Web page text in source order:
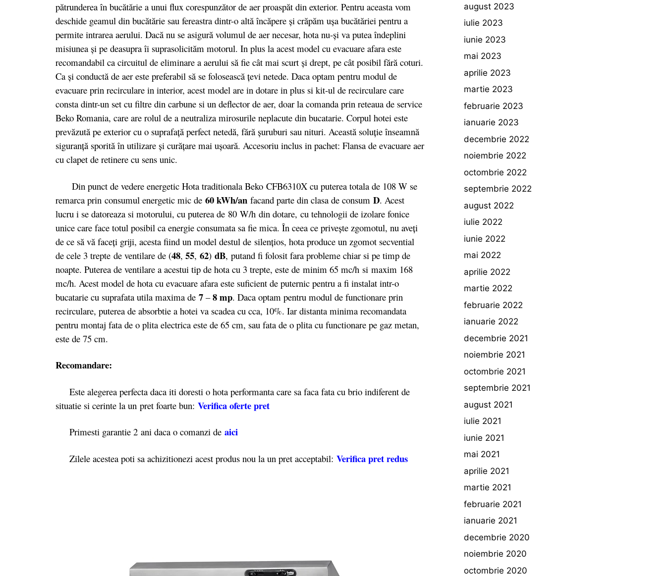
pătrunderea în bucătărie a unui flux corespunzător de aer proaspăt din exterior. Pentru aceasta vom
deschide geamul din bucătărie sau fereastra dintr-o altă încăpere şi crăpăm uşa bucătăriei pentru a
permite intrarea aerului. Dacă nu se asigură volumul de aer necesar, hota nu-şi va putea îndeplini
misiunea şi pe deasupra îi suprasolicităm motorul. In plus la acest model cu evacuare afara este
recomandabil ca circuitul de eliminare a aerului să fie cât mai scurt şi drept, pe cât posibil fără coturi.
Ca şi conductă de aer este preferabil să se folosească ţevi netede. Daca optam pentru modul de
evacuare prin recirculare in interior, acest model are in dotare in plus si kit-ul de recirculare care
consta dintr-un set cu filtre din carbune si un deflector de aer, doar la comanda prin reteaua de service
Beko Romania, care are rolul de a neutraliza mirosurile neplacute din bucatarie. Corpul hotei este
prevăzută pe exterior cu o suprafaţă perfect netedă, fără şuruburi sau nituri. Această soluţie înseamnă
siguranţă sporită în utilizare şi curăţare mai uşoară. Accesoriu inclus in pachet: Flansa de evacuare aer
cu clapet de retinere cu sens unic.
Din punct de vedere energetic Hota traditionala Beko CFB6310X cu puterea totala de 108 W se
remarca prin consumul energetic mic de 60 kWh/an facand parte din clasa de consum D. Acest
lucru i se datoreaza si motorului, cu puterea de 80 W/h din dotare, cu tehnologii de izolare fonice
unice care face totul posibil ca energie consumata sa fie mica. În ceea ce priveşte zgomotul, nu aveţi
de ce să vă faceţi griji, acesta fiind un model destul de silenţios, hota produce un zgomot secvential
de cele 3 trepte de ventilare de (48, 55, 62) dB, putand fi folosit fara probleme chiar si pe timp de
noapte. Puterea de ventilare a acestui tip de hota cu 3 trepte, este de minim 65 mc/h si maxim 168
mc/h. Acest model de hota cu evacuare afara este suficient de puternic pentru a fi instalat intr-o
bucatarie cu suprafata utila maxima de 7 –8 mp. Daca optam pentru modul de functionare prin
recirculare, puterea de absorbtie a hotei va scadea cu cca, 10%. Iar distanta minima recomandata
pentru montaj fata de o plita electrica este de 65 cm, sau fata de o plita cu functionare pe gaz metan,
este de 75 cm.
Recomandare:
Este alegerea perfecta daca iti doresti o hota performanta care sa faca fata cu brio indiferent de
situatie si cerinte la un pret foarte bun: Verifica oferte pret
Primesti garantie 2 ani daca o comanzi de aici
Zilele acestea poti sa achizitionezi acest produs nou la un pret acceptabil: Verifica pret redus
august 2023
iulie 2023
iunie 2023
mai 2023
aprilie 2023
martie 2023
februarie 2023
ianuarie 2023
decembrie 2022
noiembrie 2022
octombrie 2022
septembrie 2022
august 2022
iulie 2022
iunie 2022
mai 2022
aprilie 2022
martie 2022
februarie 2022
ianuarie 2022
decembrie 2021
noiembrie 2021
octombrie 2021
septembrie 2021
august 2021
iulie 2021
iunie 2021
mai 2021
aprilie 2021
martie 2021
februarie 2021
ianuarie 2021
decembrie 2020
noiembrie 2020
octombrie 2020